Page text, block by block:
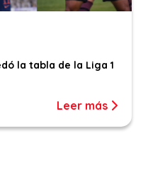
la tabla de la Liga 1
Leer más